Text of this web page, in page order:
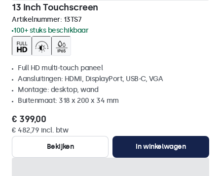
13 Inch Touchscreen
Artikelnummer: 13TS7
100+ stuks beschikbaar
Full HD multi-touch paneel
Aansluitingen: HDMI, DisplayPort, USB-C, VGA
Montage: desktop, wand
Buitenmaat: 318 x 200 x 34 mm
€ 399,00
€ 482,79 incl. btw
Bekijken
In winkelwagen